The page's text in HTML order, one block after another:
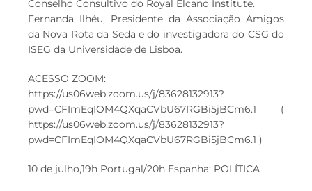
Conselho Consultivo do Royal Elcano Institute.
Fernanda Ilhéu, Presidente da Associação Amigos
da Nova Rota da Seda e do investigadora do CSG do
ISEG da Universidade de Lisboa.
ACESSO ZOOM:
https://us06web.zoom.us/j/83628132913?
pwd=CFImEqIOM4QXqaCVbU67RGBi5jBCm6.1 (
https://us06web.zoom.us/j/83628132913?
pwd=CFImEqIOM4QXqaCVbU67RGBi5jBCm6.1 )
10 de julho,19h Portugal/20h Espanha: POLÍTICA